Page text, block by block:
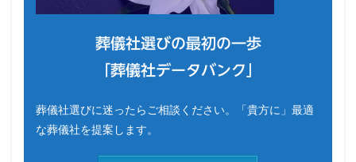
葬儀社選びの最初の一歩
「葬儀社データバンク」
葬儀社選びに迷ったらご相談ください。「貴方に」最適
な葬儀社を提案します。